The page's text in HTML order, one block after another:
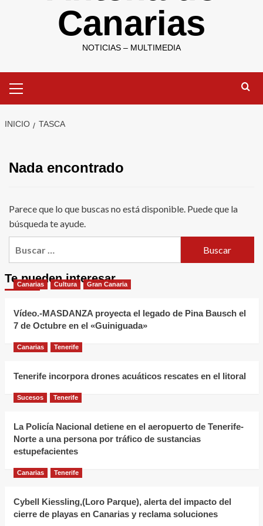
Canarias
NOTICIAS – MULTIMEDIA
primario
INICIO TASCA
Nada encontrado
Parece que lo que buscas no está disponible. Puede que la
búsqueda te ayude.
Te pueden interesar
Canarias Cultura Gran Canaria
Vídeo.-MASDANZA proyecta el legado de Pina Bausch el
7 de Octubre en el «Guiniguada»
Canarias Tenerife
Tenerife incorpora drones acuáticos rescates en el litoral
Sucesos Tenerife
La Policía Nacional detiene en el aeropuerto de Tenerife-
Norte a una persona por tráfico de sustancias
estupefacientes
Canarias Tenerife
Cybell Kiessling,(Loro Parque), alerta del impacto del
cierre de playas en Canarias y reclama soluciones